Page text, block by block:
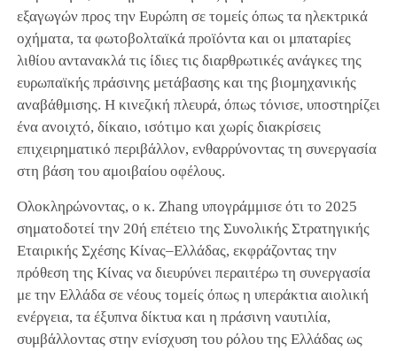
εξαγωγών προς την Ευρώπη σε τομείς όπως τα ηλεκτρικά
οχήματα, τα φωτοβολταϊκά προϊόντα και οι μπαταρίες
λιθίου αντανακλά τις ίδιες τις διαρθρωτικές ανάγκες της
ευρωπαϊκής πράσινης μετάβασης και της βιομηχανικής
αναβάθμισης. Η κινεζική πλευρά, όπως τόνισε, υποστηρίζει
ένα ανοιχτό, δίκαιο, ισότιμο και χωρίς διακρίσεις
επιχειρηματικό περιβάλλον, ενθαρρύνοντας τη συνεργασία
στη βάση του αμοιβαίου οφέλους.
Ολοκληρώνοντας, ο κ. Zhang υπογράμμισε ότι το 2025
σηματοδοτεί την 20ή επέτειο της Συνολικής Στρατηγικής
Εταιρικής Σχέσης Κίνας–Ελλάδας, εκφράζοντας την
πρόθεση της Κίνας να διευρύνει περαιτέρω τη συνεργασία
με την Ελλάδα σε νέους τομείς όπως η υπεράκτια αιολική
ενέργεια, τα έξυπνα δίκτυα και η πράσινη ναυτιλία,
συμβάλλοντας στην ενίσχυση του ρόλου της Ελλάδας ως